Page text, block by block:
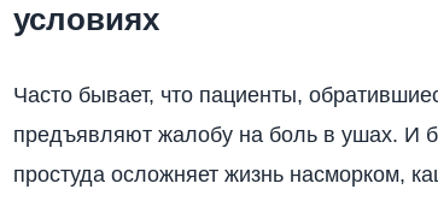
условиях
Часто бывает, что пациенты,
предъявляют жалобу на боль в ушах. И
простуда осложняет жизнь насморком,